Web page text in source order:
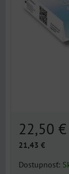
22,50 €
21,43 €
Dostupnosť: